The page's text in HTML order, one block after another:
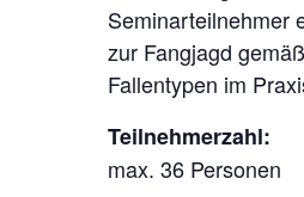
Seminarteilnehmer
zur Fangjagd
Fallentypen im
Teilnehmerzahl:
max. 36 Personen